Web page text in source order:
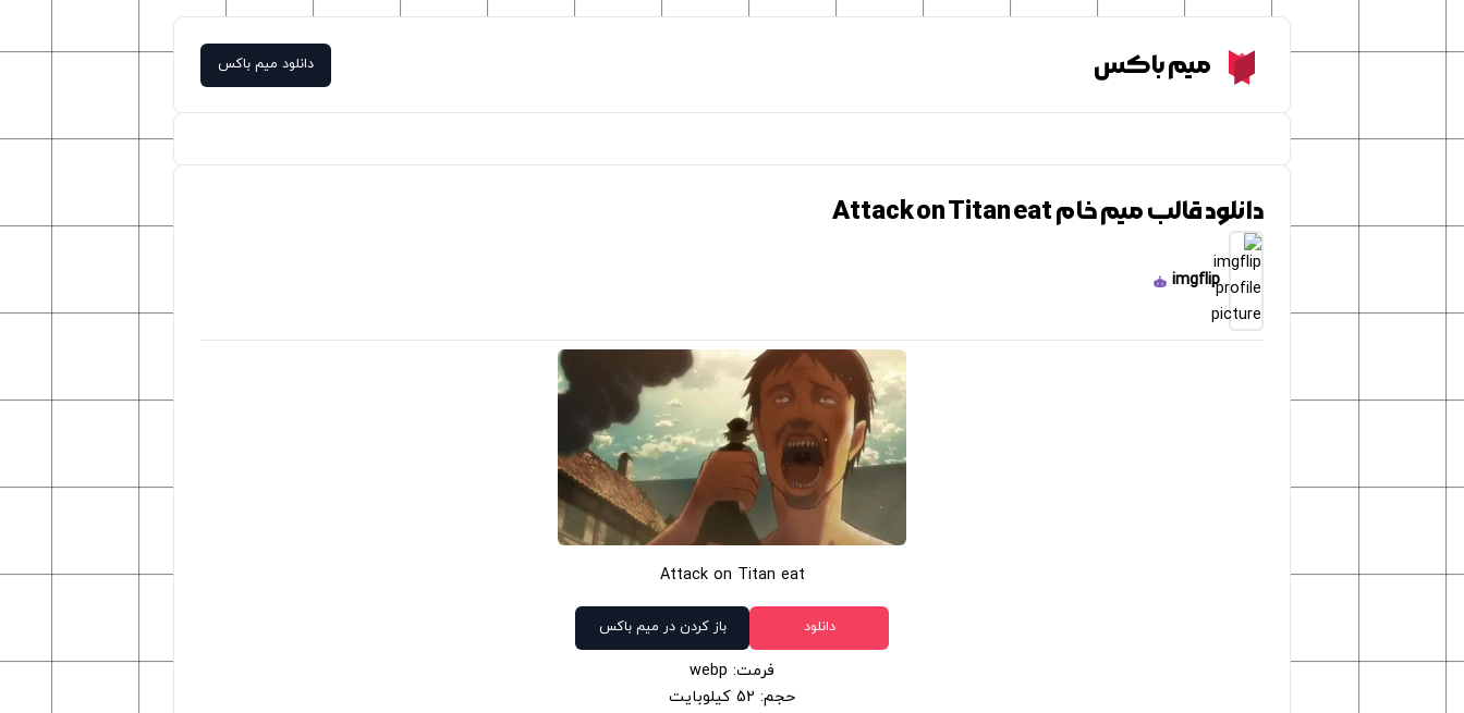
Meme Boxمیم باکس دانلود میم باکس
دانلود قالب میم خام Attack on Titan eat
imgflip
Attack on Titan eat
دانلود باز کردن در میم باکس
فرمت: webp
حجم: 52 کیلوبایت